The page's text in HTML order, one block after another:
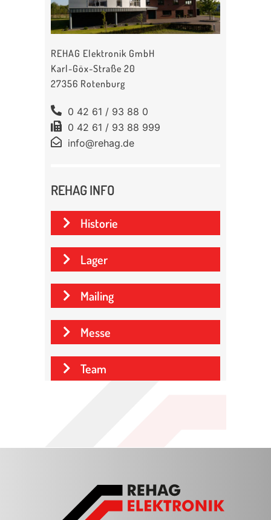
REHAG Elektronik GmbH
Karl-Göx-Straße 20
27356 Rotenburg
0 42 61 / 93 88 0
0 42 61 / 93 88 999
info@rehag.de
REHAG INFO
Historie
Lager
Mailing
Messe
Team